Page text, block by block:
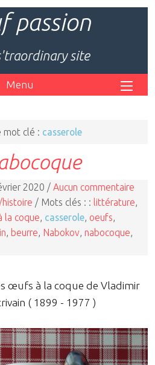
passion
site
Menu
mot clé : casserole
2020 / Aucun commentaire
/ Mots clés : : littérature
la coque casserole oeufs
beurre Nabokov nabocoque
œufs à la coque de Vladimir
( 1899 - 1977 )